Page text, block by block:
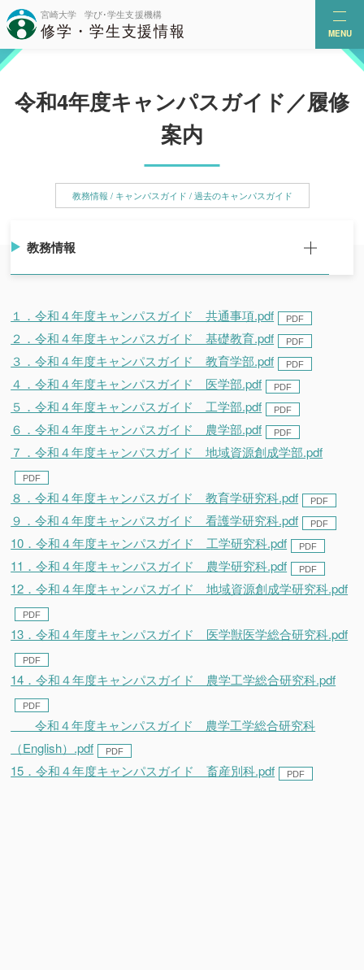
MENU
令和4年度キャンパスガイド／履修
案内
教務情報 / キャンパスガイド / 過去のキャンパスガイド
１．令和４年度キャンパスガイド 共通事項.pdf
２．令和４年度キャンパスガイド 基礎教育.pdf
３．令和４年度キャンパスガイド 教育学部.pdf
４．令和４年度キャンパスガイド 医学部.pdf
５．令和４年度キャンパスガイド 工学部.pdf
６．令和４年度キャンパスガイド 農学部.pdf
７．令和４年度キャンパスガイド 地域資源創成学部.pdf
８．令和４年度キャンパスガイド 教育学研究科.pdf
９．令和４年度キャンパスガイド 看護学研究科.pdf
10．令和４年度キャンパスガイド 工学研究科.pdf
11．令和４年度キャンパスガイド 農学研究科.pdf
12．令和４年度キャンパスガイド 地域資源創成学研究科.pdf
13．令和４年度キャンパスガイド 医学獣医学総合研究科.pdf
14．令和４年度キャンパスガイド 農学工学総合研究科.pdf
令和４年度キャンパスガイド 農学工学総合研究科
（English）.pdf
15．令和４年度キャンパスガイド 畜産別科.pdf
教務情報